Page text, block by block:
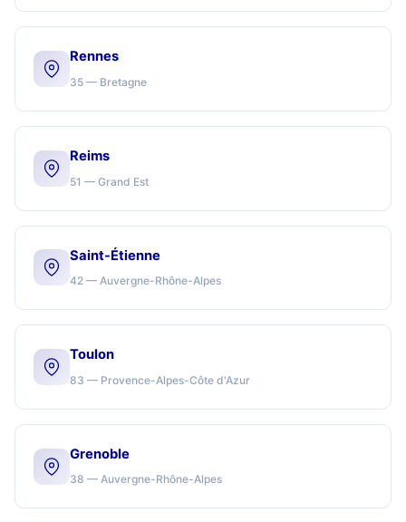
Rennes
35 — Bretagne
Reims
51 — Grand Est
Saint-Étienne
42 — Auvergne-Rhône-Alpes
Toulon
83 — Provence-Alpes-Côte d'Azur
Grenoble
38 — Auvergne-Rhône-Alpes